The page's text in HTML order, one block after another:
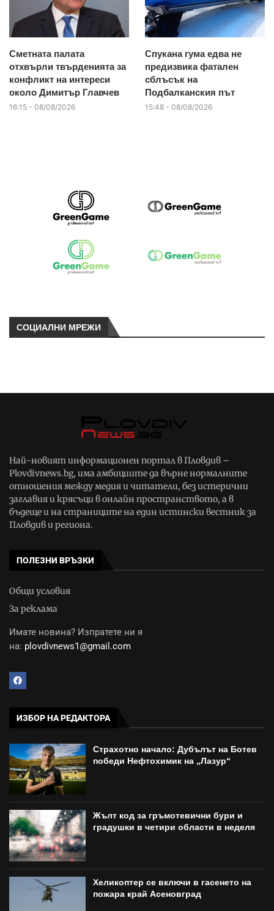
Сметната палата
отхвърли твърденията за
конфликт на интереси
около Димитър Главчев
16:15 - 08/08/2026
Спукана гума едва не
предизвика фатален
сблъсък на
Подбалканския път
15:48 - 08/08/2026
СОЦИАЛНИ МРЕЖИ
Най-новият информационен портал в Пловдив –
Plovdivnews.bg, има амбициите да върне нормалните
отношения между медия и читатели, без истерични
заглавия и крясъци в онлайн пространството, а в
бъдеще и на страниците на един истински вестник за
Пловдив и региона.
ПОЛЕЗНИ ВРЪЗКИ
Общи условия
За реклама
Имате новина? Изпратете ни я
на: plovdivnews1@gmail.com
ИЗБОР НА РЕДАКТОРА
Страхотно начало: Дубълът на Ботев
победи Нефтохимик на „Лазур“
Жълт код за гръмотевични бури и
градушки в четири области в неделя
Хеликоптер се включи в гасенето на
пожара край Асеновград